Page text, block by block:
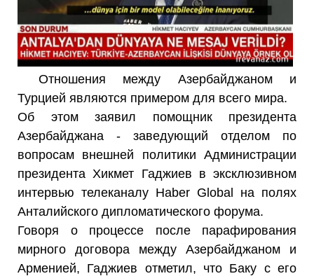
Отношения между Азербайджаном и
Турцией являются примером для всего мира.
Об этом заявил помощник президента
Азербайджана - заведующий отделом по
вопросам внешней политики Администрации
президента Хикмет Гаджиев в эксклюзивном
интервью телеканалу Haber Global на полях
Анталийского дипломатического форума.
Говоря о процессе после парафирования
мирного договора между Азербайджаном и
Арменией, Гаджиев отметил, что Баку с его